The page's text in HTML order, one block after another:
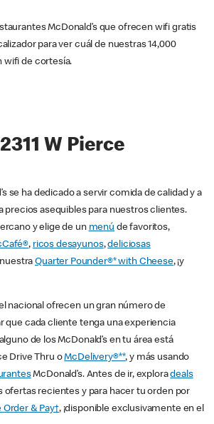
McDonald’s que ofrecen wifi gratis
para ver cuál de nuestras 14,000
wifi de cortesía.
W Pierce
se ha dedicado a servir comida de calidad y a
precios asequibles para nuestros clientes.
y elige de un menú de favoritos,
, ricos desayunos,deliciosas
Quarter Pounder®* with Cheese, ¡y
nacional ofrecen un gran número de
que cada cliente tenga una experiencia
de los McDonald’s en tu área está
Drive Thru oMcDelivery®**, y más usando
McDonald’s. Antes de ir, exploradeals
ofertas recientes y para hacer tu orden por
Order & Pay†, ¡disponible exclusivamente en el